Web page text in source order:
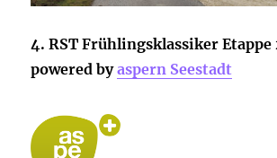
4. RST Frühlingsklassiker Etappe
powered byaspern Seestadt